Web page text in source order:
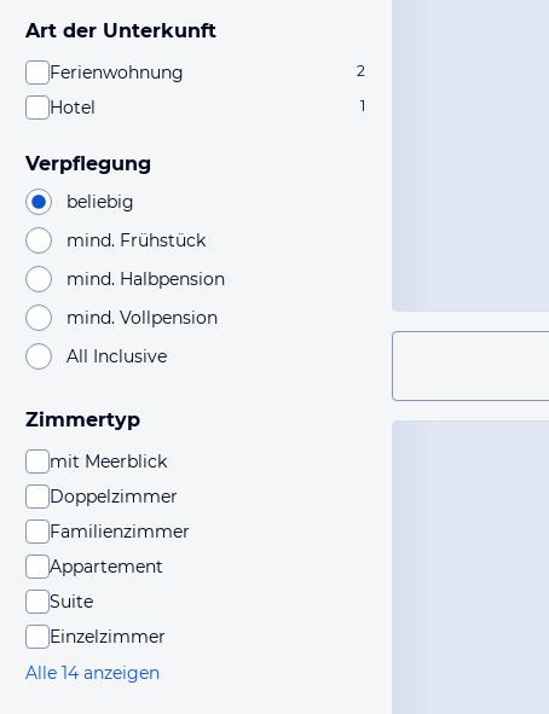
Art der Unterkunft
Ferienwohnung 2
Hotel 1
Verpflegung
beliebig
mind. Frühstück
mind. Halbpension
mind. Vollpension
All Inclusive
Zimmertyp
mit Meerblick
Doppelzimmer
Familienzimmer
Appartement
Suite
Einzelzimmer
Alle 14 anzeigen